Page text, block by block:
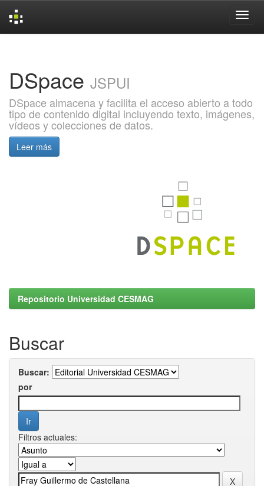
DSpace JSPUI
DSpace almacena y facilita el acceso abierto a todo
tipo de contenido digital incluyendo texto, imágenes,
vídeos y colecciones de datos.
Leer más
Repositorio Universidad CESMAG
Buscar
Buscar:
por
Filtros actuales: